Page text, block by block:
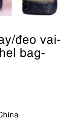
đeo vai-
bag-